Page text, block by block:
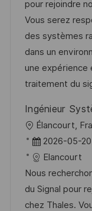
c
i
ó
n
a
c
i
ó
n
h
a
d
e
p
u
l
i
c
a
c
i
pour rejoindre
Vous serez
des systèmes
dans un
une expérience
traitement du
Ingénieur
U
b
c
a
c
Élancourt,
F
e
c
h
a
2026-05-20
Elancourt
Nous
du Signal pour
chez Thales.